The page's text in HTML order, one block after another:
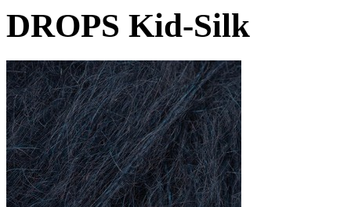
DROPS Kid-Silk